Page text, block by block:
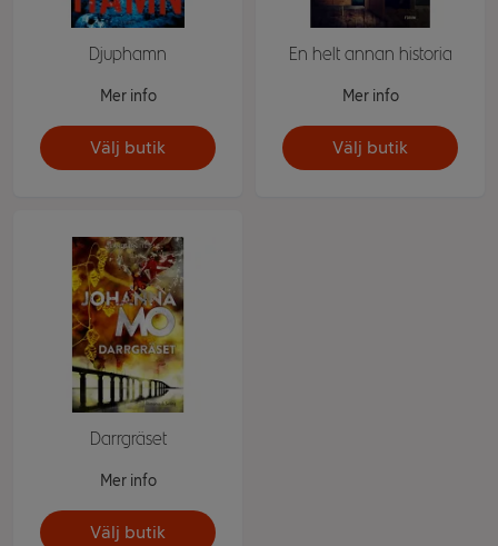
Djuphamn
Mer info
Välj butik
En helt annan historia
Mer info
Välj butik
Darrgräset
Mer info
Välj butik